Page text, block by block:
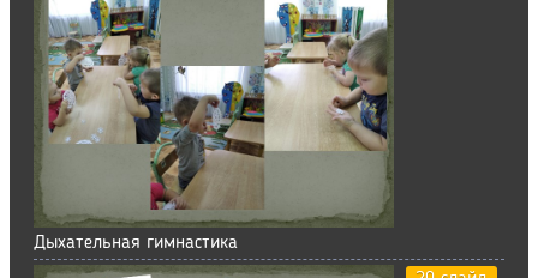
Дыхательная гимнастика